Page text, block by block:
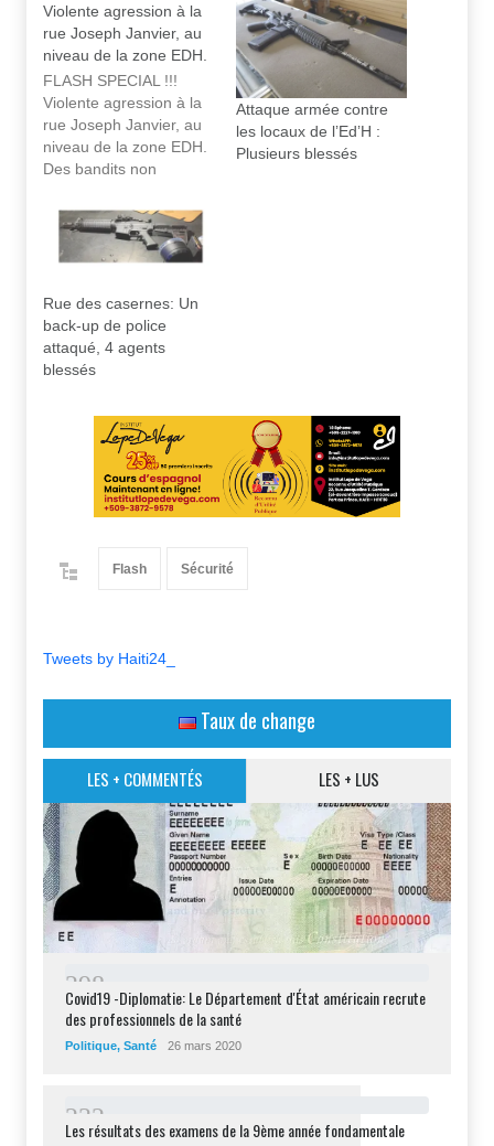
Violente agression à la
rue Joseph Janvier, au
niveau de la zone EDH.
FLASH SPECIAL !!!
Violente agression à la
rue Joseph Janvier, au
niveau de la zone EDH.
Des bandits non
tiré sur des policiers.
Bilan provisoire : Un
policier a été touché au
Attaque armée contre
les locaux de l’Ed’H :
Plusieurs blessés
Rue des casernes: Un
back-up de police
attaqué, 4 agents
blessés
Flash Sécurité
Tweets by Haiti24_
Taux de change
LES + COMMENTÉS LES + LUS
298
Covid19 -Diplomatie: Le Département d'État américain recrute
des professionnels de la santé
Politique, Santé 26 mars 2020
232
Les résultats des examens de la 9ème année fondamentale